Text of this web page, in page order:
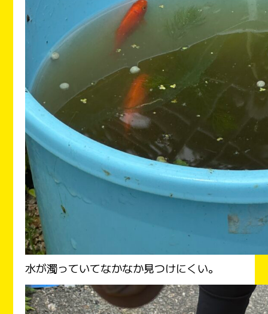
水が濁っていてなかなか見つけにくい。